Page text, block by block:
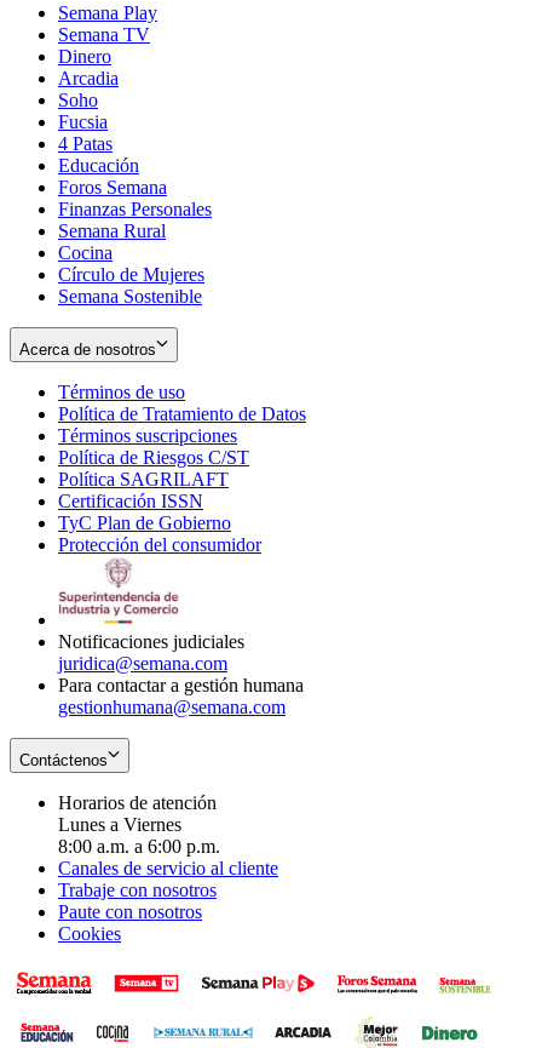
Semana Play
Semana TV
Dinero
Arcadia
Soho
in
new
window
Fucsia
in
new
window
4 Patas
Educación
Foros Semana
Finanzas Personales
Semana Rural
Cocina
Círculo de Mujeres
Semana Sostenible
Acerca de nosotros
Términos de uso
in
new
window
Política de Tratamiento de Datos
Términos suscripciones
in
Política de Riesgos C/ST
Política SAGRILAFT
new
window
Certificación ISSN
in
new
TyC Plan de Gobierno
in
Protección del consumidorOpens
Notificaciones judiciales
juridica@semana.com
Para contactar a gestión humana
gestionhumana@semana.com
Contáctenos
Horarios de atención
Lunes a Viernes
8:00 a.m. a 6:00 p.m.
Canales de servicio al cliente
Trabaje con nosotros
Paute con nosotros
Cookies